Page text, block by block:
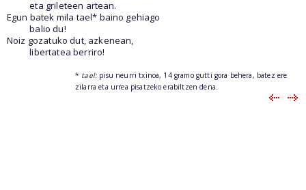
eta grileteen artean.
Egun batek mila tael* baino gehiago
balio du!
Noiz gozatuko dut, azkenean,
libertatea berriro!
* tael: pisu neurri txinoa, 14 gramo gutti gora behera, batez ere
zilarra eta urrea pisatzeko erabiltzen dena.